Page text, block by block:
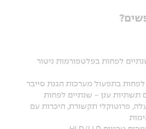
לפחות בפלטפורמות ניטור
לפחות בתפעול מערכות הגנת סייבר
תשתיות ענן - שנתיים לפחות
פרוטוקלי תקשורת, היכרות עם